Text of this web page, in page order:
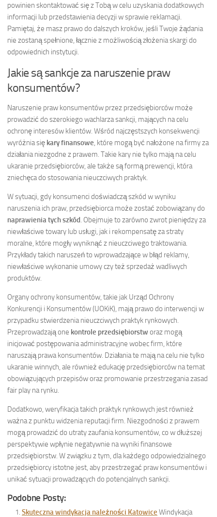
powinien skontaktować się z Tobą w celu uzyskania dodatkowych
informacji lub przedstawienia decyzji w sprawie reklamacji.
Pamiętaj, że masz prawo do dalszych kroków, jeśli Twoje żądania
nie zostaną spełnione, łącznie z możliwością złożenia skargi do
odpowiednich instytucji.
Jakie są sankcje za naruszenie praw
konsumentów?
Naruszenie praw konsumentów przez przedsiębiorców może
prowadzić do szerokiego wachlarza sankcji, mających na celu
ochronę interesów klientów. Wśród najczęstszych konsekwencji
wyróżnia się kary finansowe , które mogą być nałożone na firmy za
działania niezgodne z prawem. Takie kary nie tylko mają na celu
ukaranie przedsiębiorców, ale także są formą prewencji, która
zniechęca do stosowania nieuczciwych praktyk.
W sytuacji, gdy konsumenci doświadczą szkód w wyniku
naruszenia ich praw, przedsiębiorca może zostać zobowiązany do
naprawienia tych szkód . Obejmuje to zarówno zwrot pieniędzy za
niewłaściwe towary lub usługi, jak i rekompensatę za straty
moralne, które mogły wyniknąć z nieuczciwego traktowania.
Przykłady takich naruszeń to wprowadzające w błąd reklamy,
niewłaściwe wykonanie umowy czy też sprzedaż wadliwych
produktów.
Organy ochrony konsumentów, takie jak Urząd Ochrony
Konkurencji i Konsumentów (UOKiK), mają prawo do interwencji w
przypadku stwierdzenia nieuczciwych praktyk rynkowych.
Przeprowadzają one kontrole przedsiębiorstw oraz mogą
inicjować postępowania administracyjne wobec firm, które
naruszają prawa konsumentów. Działania te mają na celu nie tylko
ukaranie winnych, ale również edukację przedsiębiorców na temat
obowiązujących przepisów oraz promowanie przestrzegania zasad
fair play na rynku.
Dodatkowo, weryfikacja takich praktyk rynkowych jest również
ważna z punktu widzenia reputacji firm. Niezgodności z prawem
mogą prowadzić do utraty zaufania konsumentów, co w dłuższej
perspektywie wpłynie negatywnie na wyniki finansowe
przedsiębiorstw. W związku z tym, dla każdego odpowiedzialnego
przedsiębiorcy istotne jest, aby przestrzegać praw konsumentów i
unikać sytuacji prowadzących do potencjalnych sankcji.
Podobne Posty:
Skuteczna windykacja należności Katowice Windykacja